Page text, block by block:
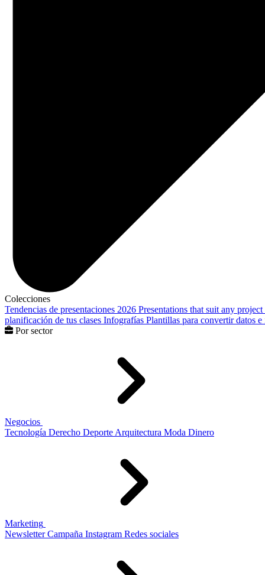
Colecciones
Tendencias de presentaciones 2026 Presentations that suit any project
planificación de tus clases Infografías Plantillas para convertir datos
Por sector
Negocios
Tecnología Derecho Deporte Arquitectura Moda Dinero
Marketing
Newsletter Campaña Instagram Redes sociales